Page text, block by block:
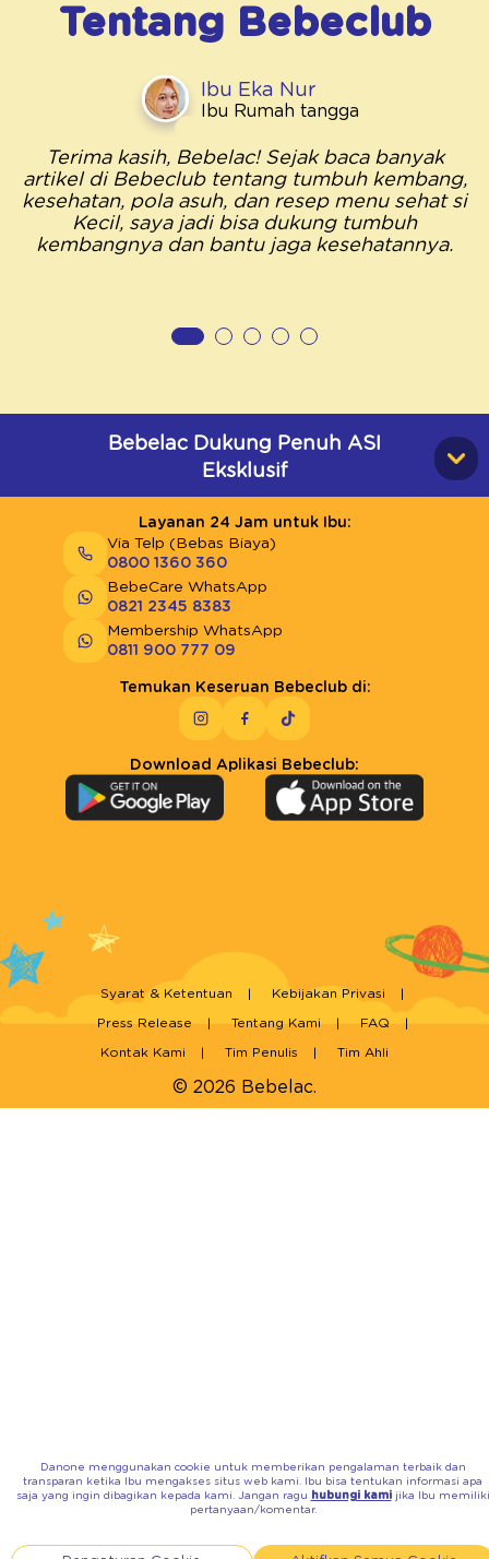
Tentang Bebeclub
Ibu Eka Nur
Ibu Rumah tangga
Terima kasih, Bebelac! Sejak baca banyak
artikel di Bebeclub tentang tumbuh kembang,
kesehatan, pola asuh, dan resep menu sehat si
Kecil, saya jadi bisa dukung tumbuh
kembangnya dan bantu jaga kesehatannya.
Bebelac Dukung Penuh ASI
Eksklusif
Layanan 24 Jam untuk Ibu:
Via Telp (Bebas Biaya)
0800 1360 360
BebeCare WhatsApp
0821 2345 8383
Membership WhatsApp
0811 900 777 09
Temukan Keseruan Bebeclub di:
Download Aplikasi Bebeclub:
© 2026 Bebelac.
Syarat & Ketentuan Kebijakan Privasi
Press Release Tentang Kami FAQ
Kontak Kami Tim Penulis Tim Ahli
Danone menggunakan cookie untuk memberikan pengalaman terbaik dan
transparan ketika Ibu mengakses situs web kami. Ibu bisa tentukan informasi apa
saja yang ingin dibagikan kepada kami. Jangan ragu hubungi kamijika Ibu memiliki
pertanyaan/komentar.